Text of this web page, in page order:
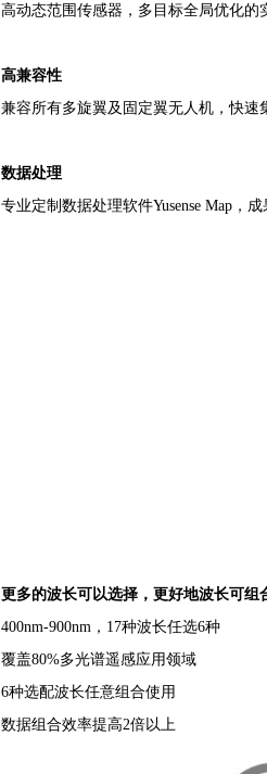
高动态范围传感器，多目标全局优化的
高兼容性
兼容所有多旋翼及固定翼无人机，快速
数据处理
专业定制数据处理软件Yusense Map，
更多的波长可以选择，更好地波长可组
400nm-900nm ，17种波长任选6种
覆盖80%多光谱遥感应用领域
6种选配波长任意组合使用
数据组合效率提高2倍以上